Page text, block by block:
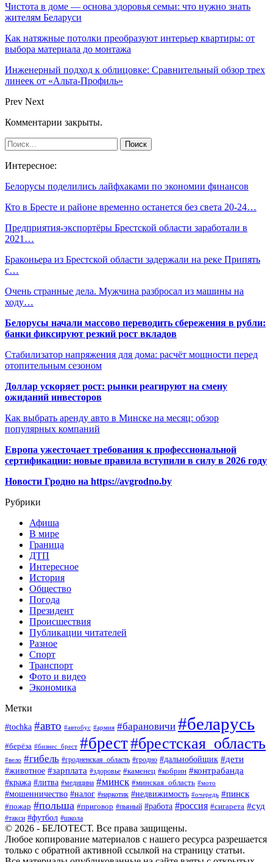
Чистота в доме — основа здоровья семьи: что нужно знать
жителям Беларуси
Как натяжные потолки преобразуют интерьер квартиры: от
выбора материала до монтажа
Инженерный подход к облицовке: Сравнительный обзор трех
линеек от «Альта-Профиль»
Prev Next
Комментарии закрыты.
Интересное:
Белорусы поделились лайфхаками по экономии финансов
Кто в Бресте и районе временно останется без света 20-24…
Предприятия-экспортёры Брестской области заработали в
2021…
Браконьера из Брестской области задержали на реке Припять
с…
Очень странные дела. Мужчина разбросал из машины на
ходу…
Белорусы начали массово переводить сбережения в рубли:
банки фиксируют резкий рост вкладов
Стабилизатор напряжения для дома: расчёт мощности перед
отопительным сезоном
Доллар ускоряет рост: рынки реагируют на смену
ожиданий инвесторов
Как выбрать аренду авто в Минске на месяц: обзор
популярных компаний
Европа ужесточает требования к профессиональной
сертификации: новые правила вступили в силу в 2026 году
Новости Гродно на https://avgrodno.by
Рубрики
Афиша
В мире
Граница
ДТП
Интересное
История
Общество
Погода
Президент
Происшествия
Публикации читателей
Разное
Спорт
Транспорт
Фото и видео
Экономика
Метки
#tochka #авто #автобус #армия #барановичи #беларусь
#берёза #бизнес_брест #брест#брестская_область
#вело #гибель #гродненская_область #гродно #дальнобойщик #дети
#животное #зарплата #здоровье #каменец #кобрин #контрабанда
#кража #литва #медицина #минск #минская_область #мото
#мошенничество #налог #наркотик #недвижимость #очередь #пинск
#пожар #польша #приговор #пьяный #работа #россия #сигарета #суд
#такси #футбол #школа
© 2026 - БЕЛОТЕСТ. Все права защищены.
Любое копирование материалов с нашего ресурса разрешается
только с обратной активной ссылкой на страницу статьи.